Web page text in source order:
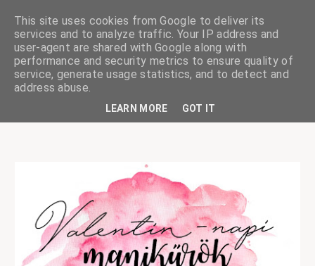
ciskaságok
This site uses cookies from Google to deliver its
services and to analyze traffic. Your IP address and
user-agent are shared with Google along with
performance and security metrics to ensure quality of
service, generate usage statistics, and to detect and
address abuse.
LEARN MORE GOT IT